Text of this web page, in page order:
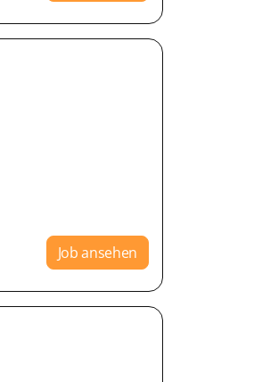
Job ansehen